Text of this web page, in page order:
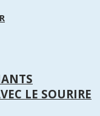
LE SOURIRE